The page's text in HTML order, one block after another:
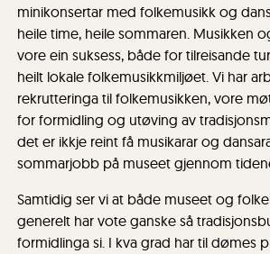
minikonsertar med folkemusikk og
heile time, heile sommaren. Musikken
vore ein suksess, både for tilreisande
heilt lokale folkemusikkmiljøet. Vi har
rekrutteringa til folkemusikken, vore
for formidling og utøving av
det er ikkje reint få musikarar og
sommarjobb på museet gjennom
Samtidig ser vi at både museet og
generelt har vote ganske så
formidlinga si. I kva grad har til dømes